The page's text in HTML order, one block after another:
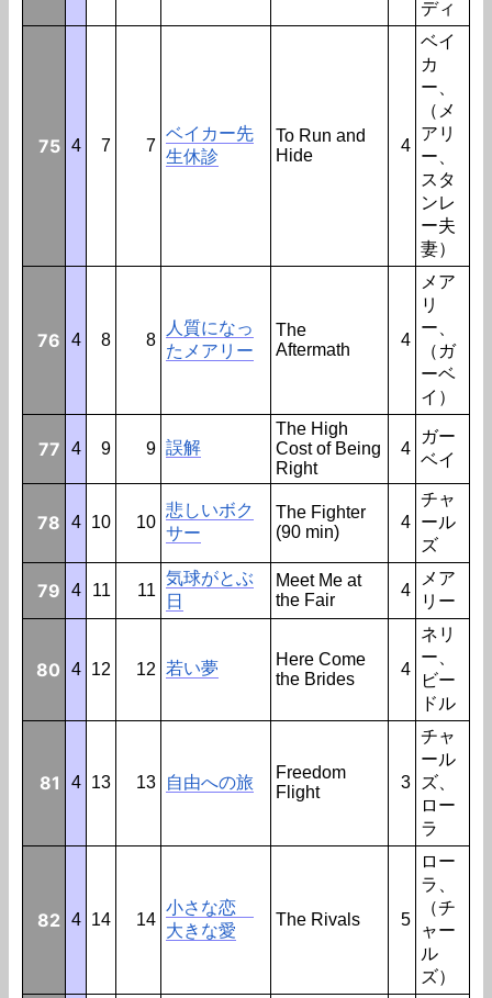
ディ
75 4 7 7
ベイカー先
生休診
To Run and
Hide
4
ベイ
カ
ー、
（メ
アリ
ー、
スタ
ンレ
ー夫
妻）
76 4 8 8
人質になっ
たメアリー
The
Aftermath
4
メア
リ
ー、
（ガ
ーベ
イ）
77 4 9 9 誤解
The High
Cost of Being
Right
4
ガー
ベイ
78 4 10 10
悲しいボク
サー
The Fighter
(90 min)
4
チャ
ール
ズ
79 4 11 11
気球がとぶ
日
Meet Me at
the Fair
4
メア
リー
80 4 12 12 若い夢
Here Come
the Brides
4
ネリ
ー、
ビー
ドル
81 4 13 13 自由への旅
Freedom
Flight
3
チャ
ール
ズ、
ロー
ラ
82 4 14 14
小さな恋
大きな愛
The Rivals 5
ロー
ラ、
（チ
ャー
ル
ズ）